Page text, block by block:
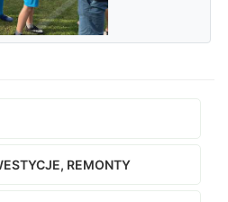
REMONTY